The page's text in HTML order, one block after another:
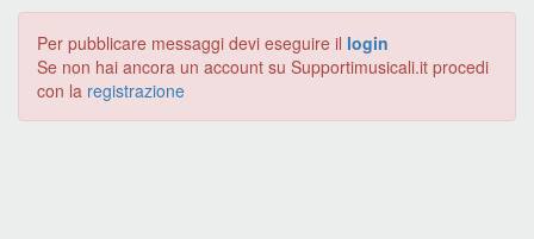
Per pubblicare messaggi devi eseguire il login
Se non hai ancora un account su Supportimusicali.it procedi
con la registrazione